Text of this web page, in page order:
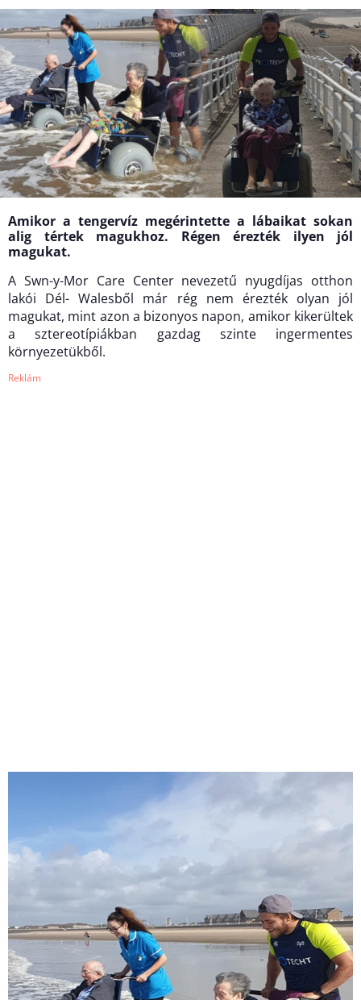
Amikor a tengervíz megérintette a lábaikat sokan
alig tértek magukhoz. Régen érezték ilyen jól
magukat.
A Swn-y-Mor Care Center nevezetű nyugdíjas otthon
lakói Dél- Walesből már rég nem érezték olyan jól
magukat, mint azon a bizonyos napon, amikor kikerültek
a sztereotípiákban gazdag szinte ingermentes
környezetükből.
Reklám